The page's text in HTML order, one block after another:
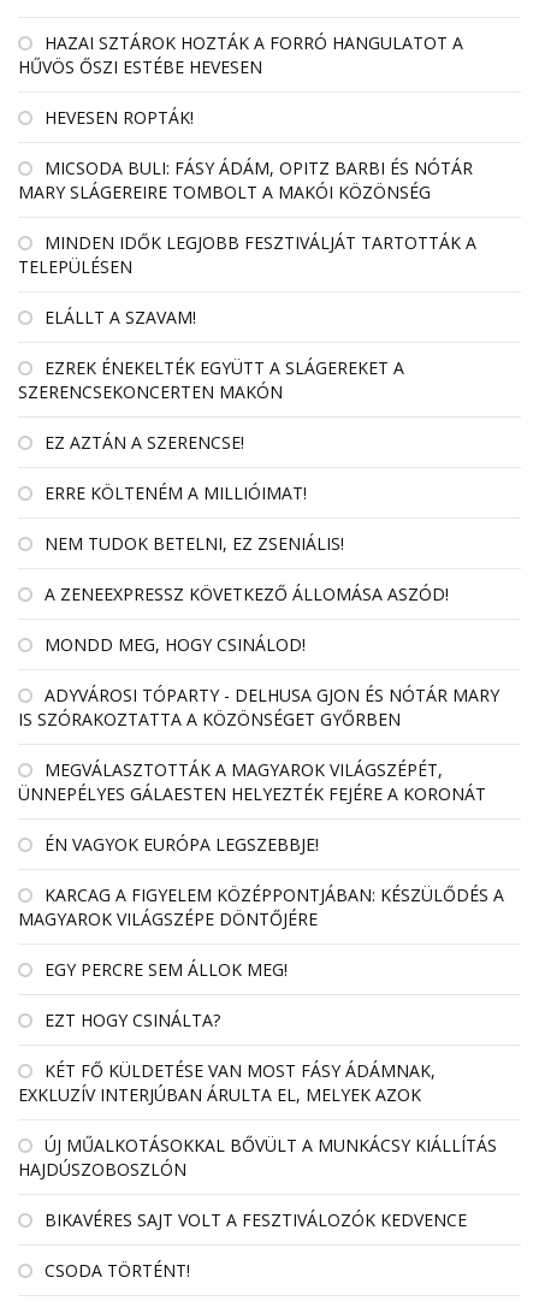
HAZAI SZTÁROK HOZTÁK A FORRÓ HANGULATOT A
HŰVÖS ŐSZI ESTÉBE HEVESEN
HEVESEN ROPTÁK!
MICSODA BULI: FÁSY ÁDÁM, OPITZ BARBI ÉS NÓTÁR
MARY SLÁGEREIRE TOMBOLT A MAKÓI KÖZÖNSÉG
MINDEN IDŐK LEGJOBB FESZTIVÁLJÁT TARTOTTÁK A
TELEPÜLÉSEN
ELÁLLT A SZAVAM!
EZREK ÉNEKELTÉK EGYÜTT A SLÁGEREKET A
SZERENCSEKONCERTEN MAKÓN
EZ AZTÁN A SZERENCSE!
ERRE KÖLTENÉM A MILLIÓIMAT!
NEM TUDOK BETELNI, EZ ZSENIÁLIS!
A ZENEEXPRESSZ KÖVETKEZŐ ÁLLOMÁSA ASZÓD!
MONDD MEG, HOGY CSINÁLOD!
ADYVÁROSI TÓPARTY - DELHUSA GJON ÉS NÓTÁR MARY
IS SZÓRAKOZTATTA A KÖZÖNSÉGET GYŐRBEN
MEGVÁLASZTOTTÁK A MAGYAROK VILÁGSZÉPÉT,
ÜNNEPÉLYES GÁLAESTEN HELYEZTÉK FEJÉRE A KORONÁT
ÉN VAGYOK EURÓPA LEGSZEBBJE!
KARCAG A FIGYELEM KÖZÉPPONTJÁBAN: KÉSZÜLŐDÉS A
MAGYAROK VILÁGSZÉPE DÖNTŐJÉRE
EGY PERCRE SEM ÁLLOK MEG!
EZT HOGY CSINÁLTA?
KÉT FŐ KÜLDETÉSE VAN MOST FÁSY ÁDÁMNAK,
EXKLUZÍV INTERJÚBAN ÁRULTA EL, MELYEK AZOK
ÚJ MŰALKOTÁSOKKAL BŐVÜLT A MUNKÁCSY KIÁLLÍTÁS
HAJDÚSZOBOSZLÓN
BIKAVÉRES SAJT VOLT A FESZTIVÁLOZÓK KEDVENCE
CSODA TÖRTÉNT!